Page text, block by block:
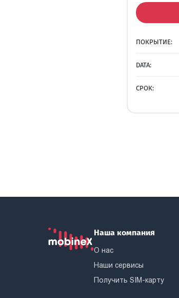
ПОКРЫТИЕ:
DATA:
СРОК:
Наша компания
О нас
Наши сервисы
Получить SIM-карту